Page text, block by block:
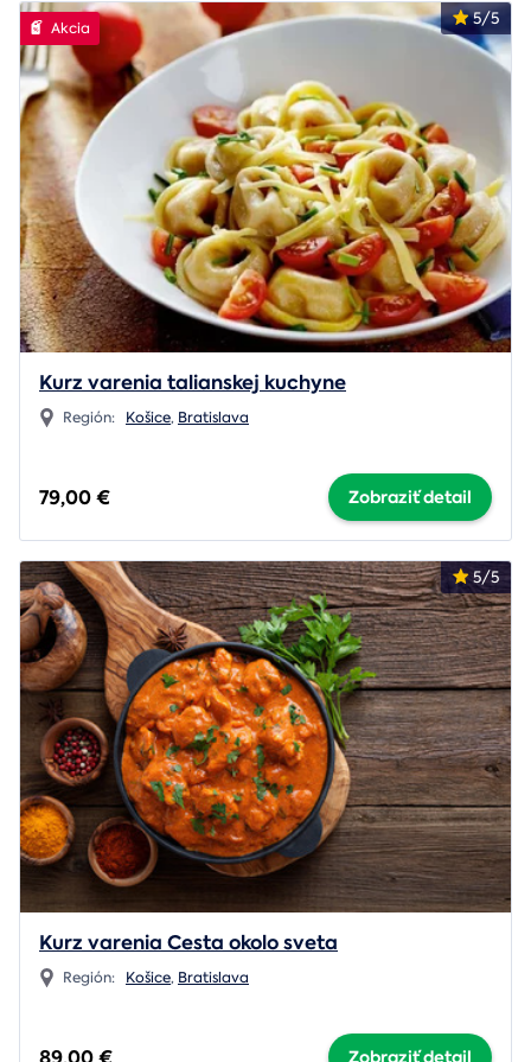
5/5
Akcia
Kurz varenia talianskej kuchyne
Región: Košice, Bratislava
79,00 € Zobraziť detail
5/5
Kurz varenia Cesta okolo sveta
Región: Košice, Bratislava